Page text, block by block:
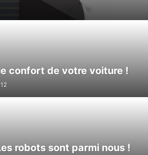
confort de votre voiture !
robots sont parmi nous !